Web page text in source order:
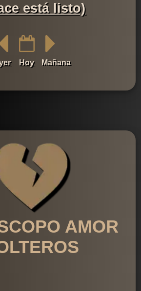
está listo)
Hoy Mañana
AMOR